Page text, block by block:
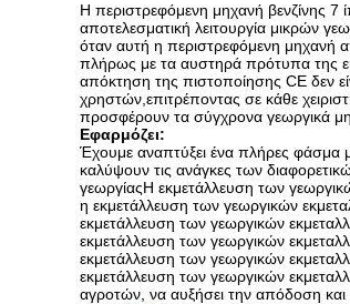
Η περιστρεφόμενη μηχανή βενζίνης 7
αποτελεσματική λειτουργία μικρών
όταν αυτή η περιστρεφόμενη μηχανή
πλήρως με τα αυστηρά πρότυπα της
απόκτηση της πιστοποίησης CE δεν
χρηστών,επιτρέποντας σε κάθε
προσφέρουν τα σύγχρονα γεωργικά
Εφαρμόζει:
Έχουμε αναπτύξει ένα πλήρες φάσμα
καλύψουν τις ανάγκες των
γεωργίαςΗ εκμετάλλευση των
η εκμετάλλευση των γεωργικών
εκμετάλλευση των γεωργικών
εκμετάλλευση των γεωργικών
εκμετάλλευση των γεωργικών
εκμετάλλευση των γεωργικών
αγροτών, να αυξήσει την απόδοση και